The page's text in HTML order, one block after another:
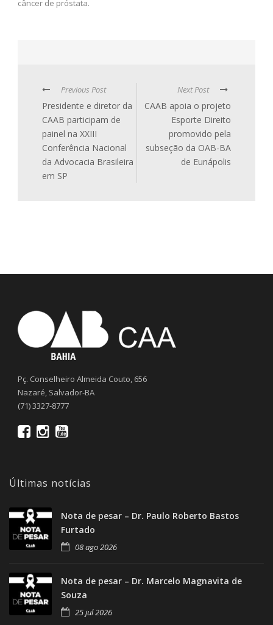
câncer de próstata.
Previous Post
Presidente e diretor da
CAAB participam de
painel na XXIII
Conferência Nacional
da Advocacia Brasileira
em SP
Next Post
CAAB apoia o projeto
Esporte Direito
promovido pela
subseção da OAB-BA
de Eunápolis
Pç. Conselheiro Almeida Couto, 656
Nazaré, Salvador-BA
(71) 3327-8777
Últimas notícias
Nota de pesar – Dr. Paulo Roberto Bastos
Furtado
08 ago 2026
Nota de pesar – Dr. Marcelo Magnavita de
Souza
25 jul 2026